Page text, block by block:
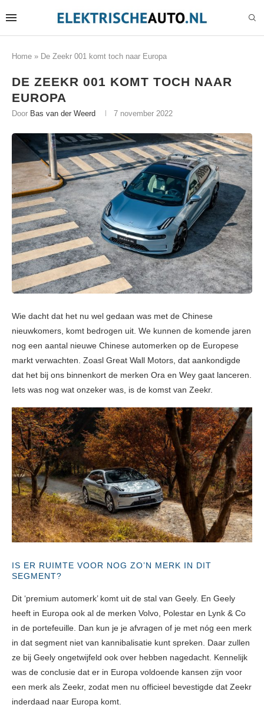
Home » De Zeekr 001 komt toch naar Europa
DE ZEEKR 001 KOMT TOCH NAAR
EUROPA
Door Bas van der Weerd 7 november 2022
Wie dacht dat het nu wel gedaan was met de Chinese
nieuwkomers, komt bedrogen uit. We kunnen de komende jaren
nog een aantal nieuwe Chinese automerken op de Europese
markt verwachten. Zoasl Great Wall Motors, dat aankondigde
dat het bij ons binnenkort de merken Ora en Wey gaat lanceren.
Iets was nog wat onzeker was, is de komst van Zeekr.
IS ER RUIMTE VOOR NOG ZO’N MERK IN DIT
SEGMENT?
Dit ‘premium automerk’ komt uit de stal van Geely. En Geely
heeft in Europa ook al de merken Volvo, Polestar en Lynk & Co
in de portefeuille. Dan kun je je afvragen of je met nóg een merk
in dat segment niet van kannibalisatie kunt spreken. Daar zullen
ze bij Geely ongetwijfeld ook over hebben nagedacht. Kennelijk
was de conclusie dat er in Europa voldoende kansen zijn voor
een merk als Zeekr, zodat men nu officieel bevestigde dat Zeekr
inderdaad naar Europa komt.